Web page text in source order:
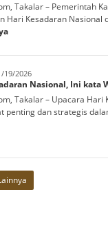
Takalar – Pemerintah
Hari Kesadaran Nasional
19/2026
Nasional, Ini kata
Takalar – Upacara
penting dan strategis